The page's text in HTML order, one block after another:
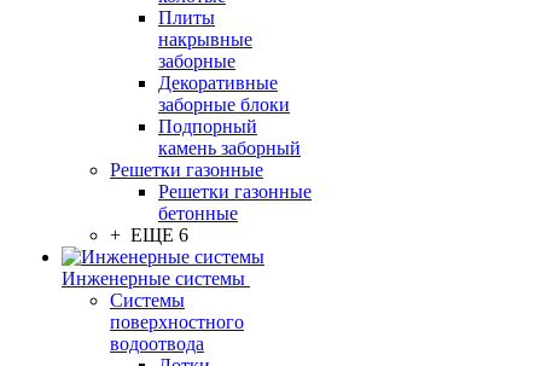
Плиты
накрывные
заборные
Декоративные
заборные блоки
Подпорный
камень заборный
Решетки газонные
Решетки газонные
бетонные
+ ЕЩЕ 6
Инженерные системы
Системы
поверхностного
водоотвода